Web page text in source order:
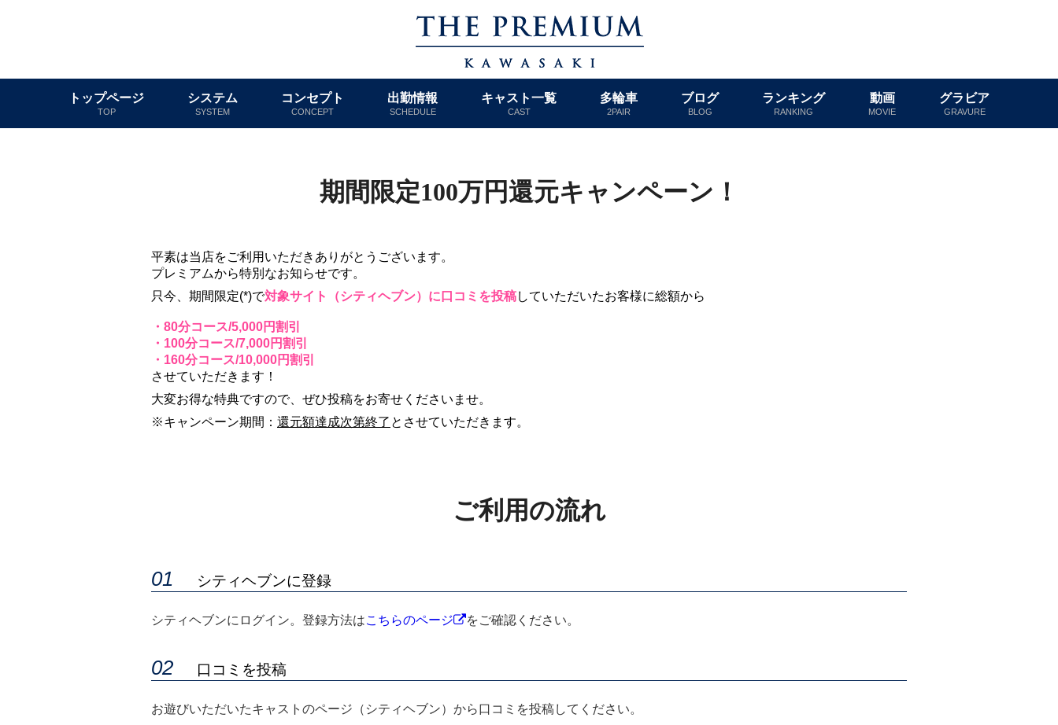
トップページ
TOP
システム
SYSTEM
コンセプト
CONCEPT
出勤情報
SCHEDULE
キャスト一覧
CAST
多輪車
2PAIR
ブログ
BLOG
ランキング
RANKING
動画
MOVIE
グラビア
GRAVURE
期間限定100万円還元キャンペーン！
平素は当店をご利用いただきありがとうございます。
プレミアムから特別なお知らせです。
只今、期間限定(*)で対象サイト（シティヘブン）に口コミを投稿していただいたお客様に総額から
・80分コース/5,000円割引
・100分コース/7,000円割引
・160分コース/10,000円割引
させていただきます！
大変お得な特典ですので、ぜひ投稿をお寄せくださいませ。
※キャンペーン期間： 還元額達成次第終了 とさせていただきます。
ご利用の流れ
シティヘブンに登録
シティヘブンにログイン。登録方法はこちらのページ をご確認ください。
口コミを投稿
お遊びいただいたキャストのページ（シティヘブン）から口コミを投稿してください。